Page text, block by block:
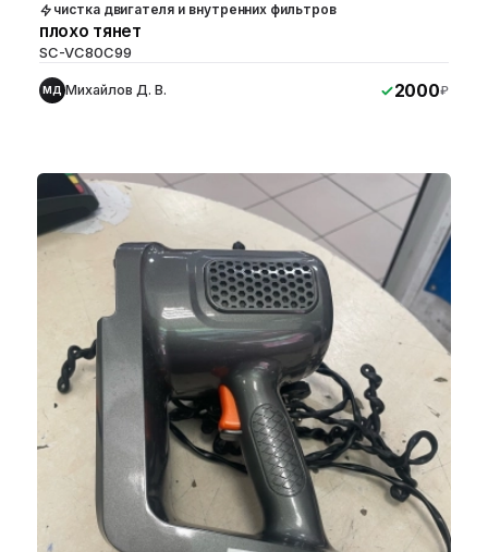
чистка двигателя и внутренних фильтров
плохо тянет
SC-VC80C99
МД Михайлов Д. В. 2000₽